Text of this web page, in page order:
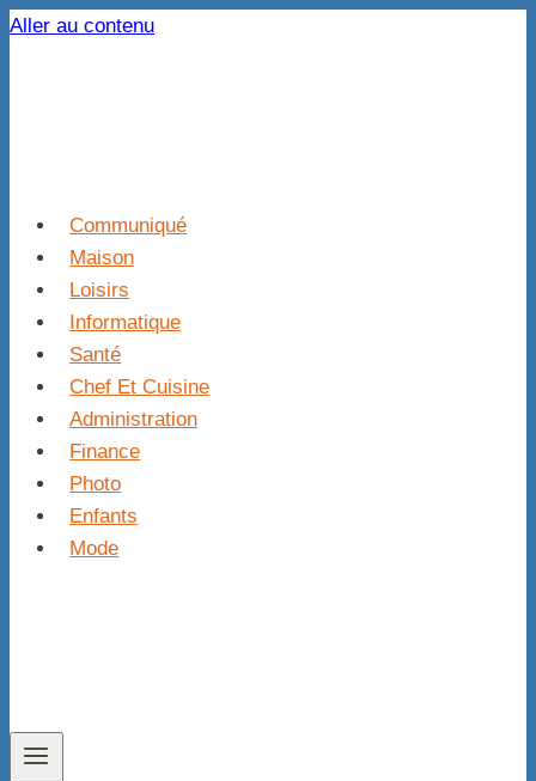
Aller au contenu
Communiqué
Maison
Loisirs
Informatique
Santé
Chef Et Cuisine
Administration
Finance
Photo
Enfants
Mode